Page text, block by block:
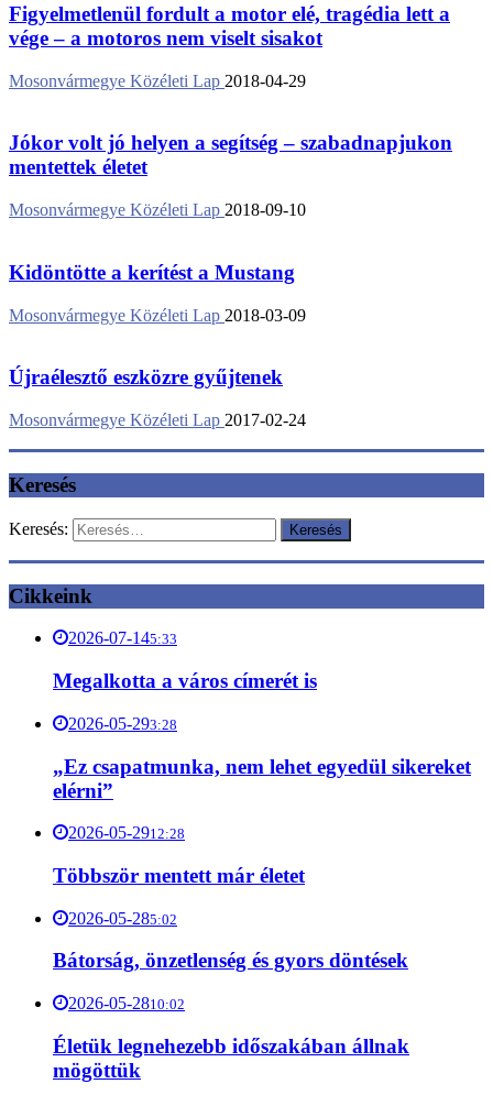
Figyelmetlenül fordult a motor elé, tragédia lett a
vége – a motoros nem viselt sisakot
Mosonvármegye Közéleti Lap 2018-04-29
Jókor volt jó helyen a segítség – szabadnapjukon
mentettek életet
Mosonvármegye Közéleti Lap 2018-09-10
Kidöntötte a kerítést a Mustang
Mosonvármegye Közéleti Lap 2018-03-09
Újraélesztő eszközre gyűjtenek
Mosonvármegye Közéleti Lap 2017-02-24
Keresés
Keresés:
Cikkeink
2026-07-145:33
Megalkotta a város címerét is
2026-05-293:28
„Ez csapatmunka, nem lehet egyedül sikereket
elérni”
2026-05-2912:28
Többször mentett már életet
2026-05-285:02
Bátorság, önzetlenség és gyors döntések
2026-05-2810:02
Életük legnehezebb időszakában állnak
mögöttük